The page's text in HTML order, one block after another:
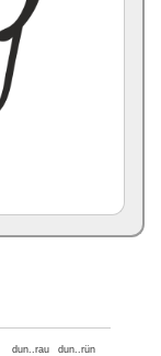
dun..rau dun..rün